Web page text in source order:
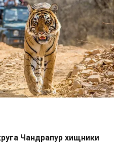
Чандрапур хищники